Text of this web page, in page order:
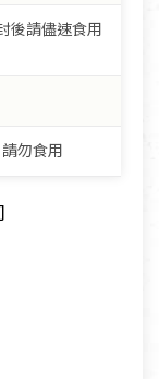
後請儘速食用
勿食用